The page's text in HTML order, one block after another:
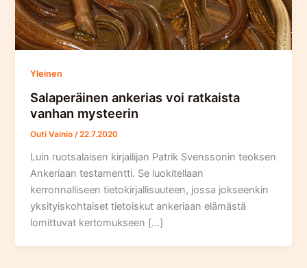
Yleinen
Salaperäinen ankerias voi ratkaista
vanhan mysteerin
Outi Vainio/22.7.2020
Luin ruotsalaisen kirjailijan Patrik Svenssonin teoksen
Ankeriaan testamentti. Se luokitellaan
kerronnalliseen tietokirjallisuuteen, jossa jokseenkin
yksityiskohtaiset tietoiskut ankeriaan elämästä
lomittuvat kertomukseen […]